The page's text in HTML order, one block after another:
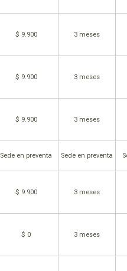
$ 9.900 3 meses
$ 9.900 3 meses
$ 9.900 3 meses
Sede en preventa Sede en preventa
$ 9.900 3 meses
$ 0 3 meses